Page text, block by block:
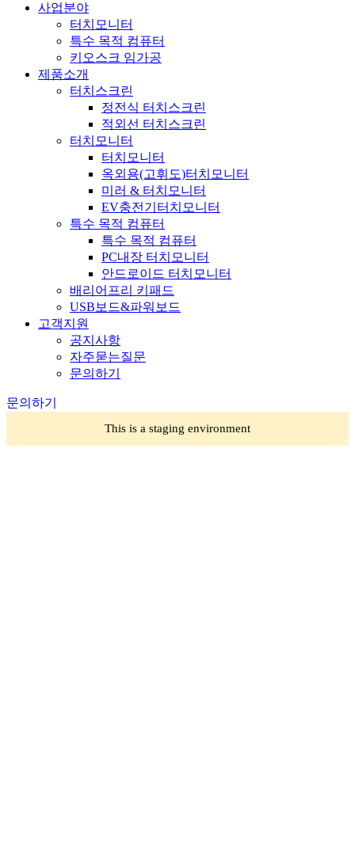
사업분야
터치모니터
특수 목적 컴퓨터
키오스크 임가공
제품소개
터치스크린
정전식 터치스크린
적외선 터치스크린
터치모니터
터치모니터
옥외용(고휘도)터치모니터
미러 & 터치모니터
EV충전기터치모니터
특수 목적 컴퓨터
특수 목적 컴퓨터
PC내장 터치모니터
안드로이드 터치모니터
배리어프리 키패드
USB보드&파워보드
고객지원
공지사항
자주묻는질문
문의하기
문의하기
This is a staging environment